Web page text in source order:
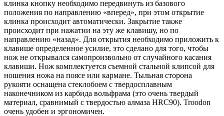
клинка кнопку необходимо передвинуть из базового
положения по направлению «вперед», при этом открытие
клинка происходит автоматически. Закрытие также
происходит при нажатии на эту же клавишу, но по
направлению «назад». Для открытия необходимо приложить к
клавише определенное усилие, это сделано для того, чтобы
нож не открывался самопроизвольно от случайного касания
клавиши. Нож комплектуется съемной стальной клипсой для
ношения ножа на поясе или кармане. Тыльная сторона
рукояти оснащена стеклобоем с твердосплавным
наконечником из карбида вольфрама (это очень твердый
материал, сравнимый с твердостью алмаза HRC90). Troodon
очень удобен и эргономичен.